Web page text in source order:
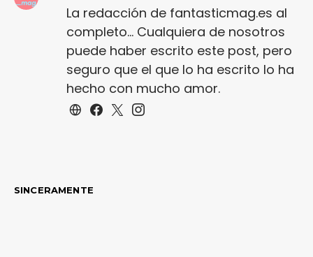
La redacción de fantasticmag.es al
completo... Cualquiera de nosotros
puede haber escrito este post, pero
seguro que el que lo ha escrito lo ha
hecho con mucho amor.
SINCERAMENTE